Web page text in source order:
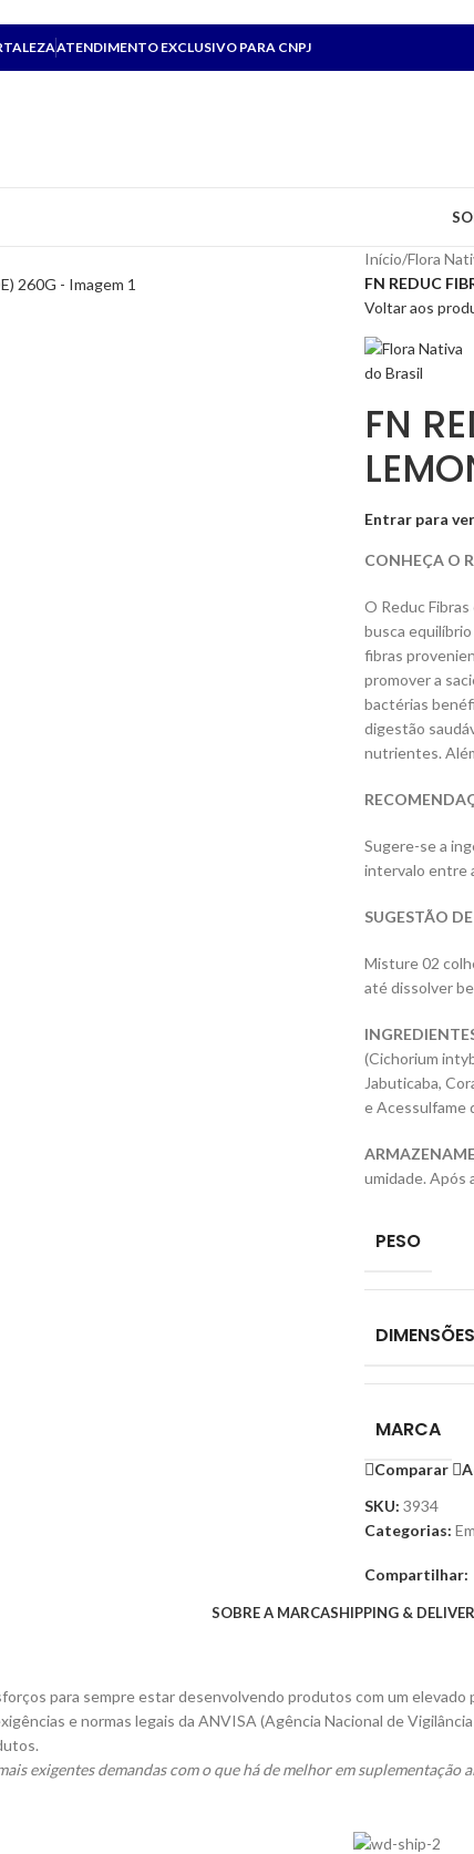
ATENDIMENTO EXCLUSIVO PARA CNPJ
Início/Flora
FN REDUC
Voltar aos
FN
Entrar para
CONHEÇA O
O Reduc
busca
fibras
promover a
bactérias
digestão
nutrientes.
Sugere-se a
intervalo entre
SUGESTÃO
Misture 02
até dissolver
(Cichorium
Jabuticaba,
e Acessulfame
umidade. Após
PESO
DIMENSÕES
MARCA
Comparar
SKU: 3934
Categorias:
Compartilhar:
SOBRE A MARCASHIPPING &
para sempre estar desenvolvendo produtos com um
e normas legais da ANVISA (Agência Nacional de
exigentes demandas com o que há de melhor em suplementação